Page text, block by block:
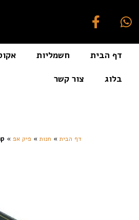
דף הבית חשמליות
בלוג
צור קשר
דף הבית » חנות » פיק אפ »